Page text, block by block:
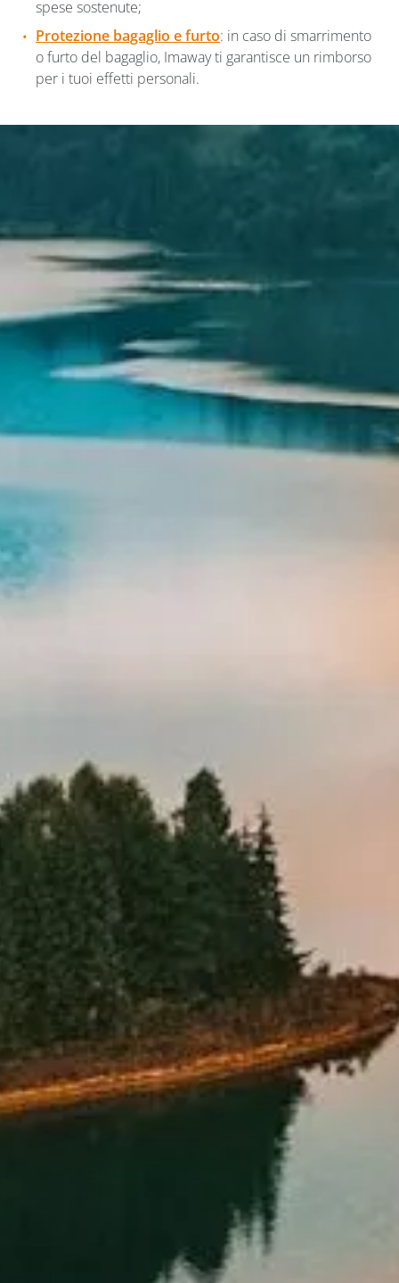
spese sostenute;
Protezione bagaglio e furto: in caso di smarrimento
o furto del bagaglio, Imaway ti garantisce un rimborso
per i tuoi effetti personali.